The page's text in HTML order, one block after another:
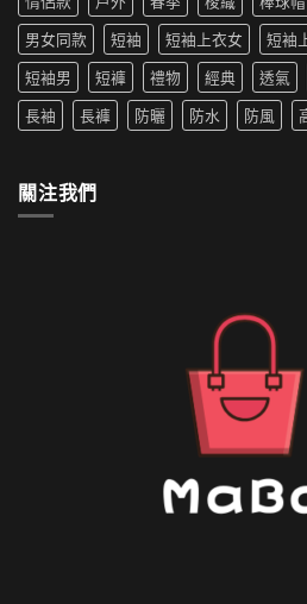
中
女
生
穿
搭
推
薦〉
中
嗎
防
水
外
套
清
洗〉
男女同款
短袖 短袖上衣女 短袖
短袖男
短褲 禮物 經典 透氣
長袖
長褲 防曬 防水 防風
關注我們